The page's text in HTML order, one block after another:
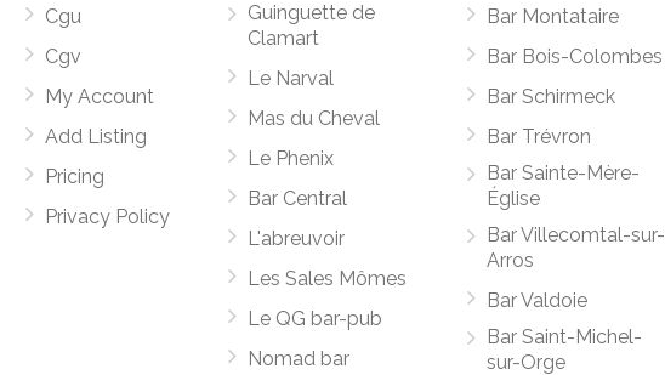
Cgu
Cgv
My Account
Add Listing
Pricing
Privacy Policy
Guinguette de
Clamart
Le Narval
Mas du Cheval
Le Phenix
Bar Central
L'abreuvoir
Les Sales Mômes
Le QG bar-pub
Nomad bar
Bar Montataire
Bar Bois-Colombes
Bar Schirmeck
Bar Trévron
Bar Sainte-Mère-
Église
Bar Villecomtal-sur-
Arros
Bar Valdoie
Bar Saint-Michel-
sur-Orge